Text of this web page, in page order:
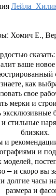
Хомич Е.,
ваше
как
свое
мерки и
стильные
близких.
и
и
– и скоро вы
долгие часы
размера и